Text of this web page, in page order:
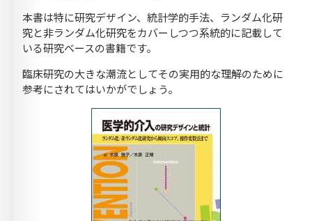
本書は特に研究デザイン、統計学的手法、ランダム化研
究と非ランダム化研究をカバーしつつ系統的に記載して
いる研究ベースの書籍です。
臨床研究の大きな潮流としてその実用的な理解のために
参考にされてはいかがでしょう。